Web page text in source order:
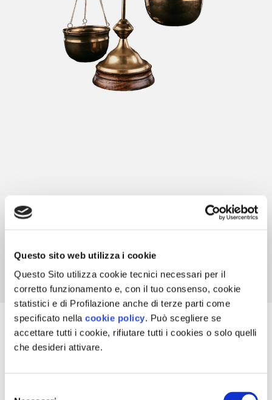
Questo sito web utilizza i cookie
Questo Sito utilizza cookie tecnici necessari per il
corretto funzionamento e, con il tuo consenso, cookie
statistici e di Profilazione anche di terze parti come
specificato nella cookie policy. Può scegliere se
accettare tutti i cookie, rifiutare tutti i cookies o solo quelli
che desideri attivare.
“Gli intellettuali risolvono i problemi; i geni li
VEDO GLI ALTRI SERVIZI